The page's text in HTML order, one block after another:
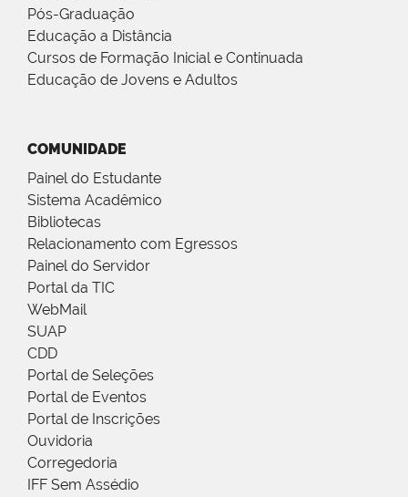
Pós-Graduação
Educação a Distância
Cursos de Formação Inicial e Continuada
Educação de Jovens e Adultos
COMUNIDADE
Painel do Estudante
Sistema Acadêmico
Bibliotecas
Relacionamento com Egressos
Painel do Servidor
Portal da TIC
WebMail
SUAP
CDD
Portal de Seleções
Portal de Eventos
Portal de Inscrições
Ouvidoria
Corregedoria
IFF Sem Assédio